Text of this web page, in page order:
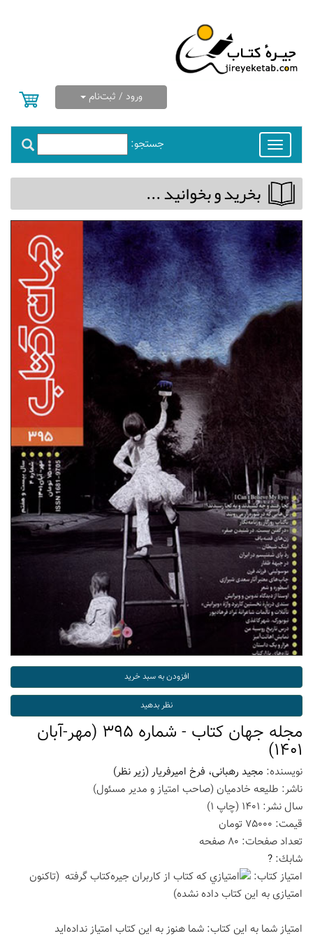
ورود / ثبت‌نام
جستجو:
Toggle
navigation
بخريد و بخوانيد ...
مجله جهان کتاب - شماره 395 (مهر-آبان
1401)
نویسنده: مجید رهبانی، فرخ امیرفریار (زیر نظر)
ناشر: طلیعه خادمیان (صاحب امتیاز و مدیر مسئول)
سال نشر: 1401 (چاپ 1
)
قیمت: 75000 تومان
تعداد صفحات: 80 صفحه
شابك: ?
امتیاز كتاب:
(تاكنون
امتیازی به این كتاب داده نشده)
امتیاز شما به این كتاب: شما هنوز به این كتاب امتیاز نداده‌اید